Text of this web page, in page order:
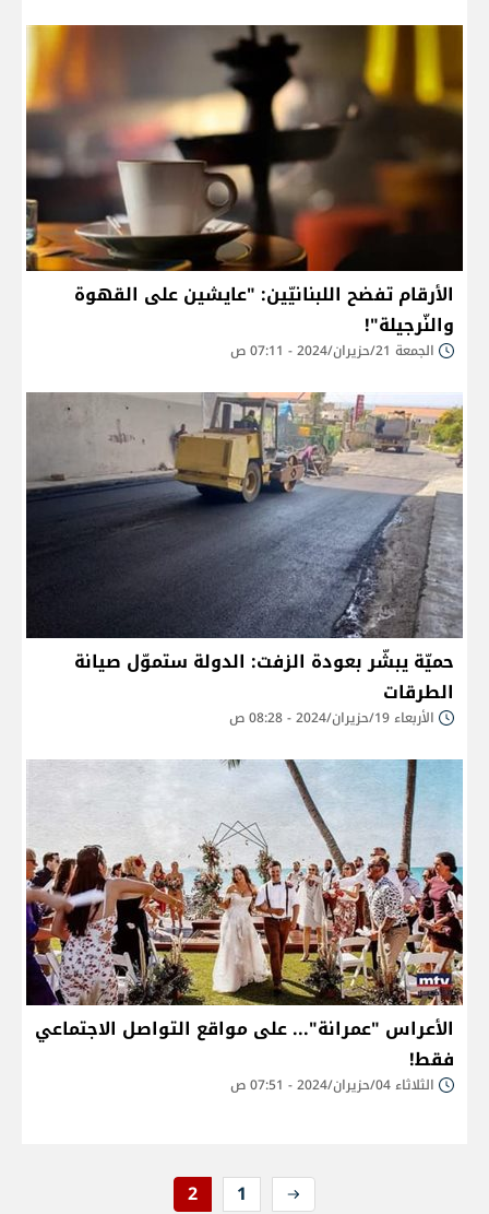
الأرقام تفضح اللبنانيّين: "عايشين على القهوة
والنّرجيلة"!
الجمعة 21/حزيران/2024 - 07:11 ص
حميّة يبشّر بعودة الزفت: الدولة ستموّل صيانة
الطرقات
الأربعاء 19/حزيران/2024 - 08:28 ص
الأعراس "عمرانة"... على مواقع التواصل الاجتماعي
فقط!
الثلاثاء 04/حزيران/2024 - 07:51 ص
1
2